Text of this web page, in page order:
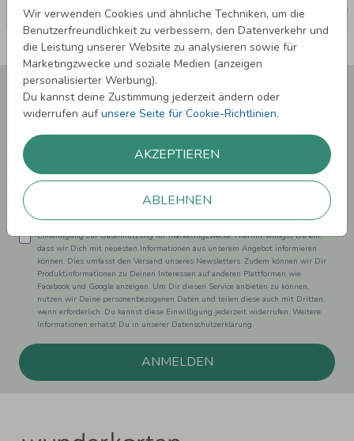
Wir verwenden Cookies und ähnliche Techniken, um die
Benutzerfreundlichkeit zu verbessern, den Datenverkehr und
die Leistung unserer Website zu analysieren sowie für
Marketingzwecke und soziale Medien (anzeigen
personalisierter Werbung).
Du kannst deine Zustimmung jederzeit ändern oder
widerrufen aufunsere Seite für Cookie-Richtlinien.
AKZEPTIEREN
ABLEHNEN
Newsletter abonnieren und 5,00 € Rabatt**
sichern!
Laufenden.
Einwilligung zur Datennutzung für Marketingzwecke: Hiermit willigst Du ein,
dass wir Dich mit neuesten Informationen aus unserem Angebot informieren
können. Dies umfasst den Versand unseres Newsletters. Zudem können wir Dir
Produktinformationen zu Deinen Interessen auf anderen Plattformen wie
Facebook und Google anzeigen. Um Dir diesen Service anbieten zu können,
nutzen wir Deine personenbezogenen Daten und teilen diese auch mit Dritten,
wenn erforderlich. Du kannst diese Einwilligung jederzeit widerrufen. Weitere
Informationen erhätst Du in unserer Datenschutzerklärung.
ANMELDEN